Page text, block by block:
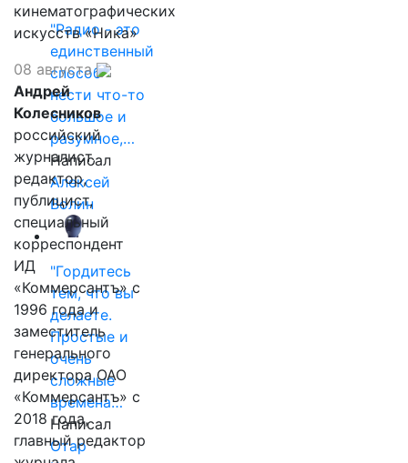
"Радио - это
единственный
способ
нести что-то
большое и
разумное,…
Написал
Алексей
Волин
"Гордитесь
тем, что вы
делаете.
Простые и
очень
сложные
времена…
Написал
Отар
кинематографических
искусств «Ника»
08 августа
Андрей
Колесников
российский
журналист,
редактор,
публицист,
специальный
корреспондент
ИД
«Коммерсантъ» с
1996 года и
заместитель
генерального
директора ОАО
«Коммерсантъ» с
2018 года,
главный редактор